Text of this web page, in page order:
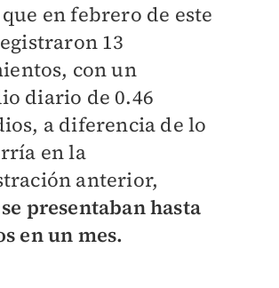
en febrero de este
13
con un
diario de 0.46
a diferencia de lo
en la
anterior,
se presentaban hasta
en un mes.